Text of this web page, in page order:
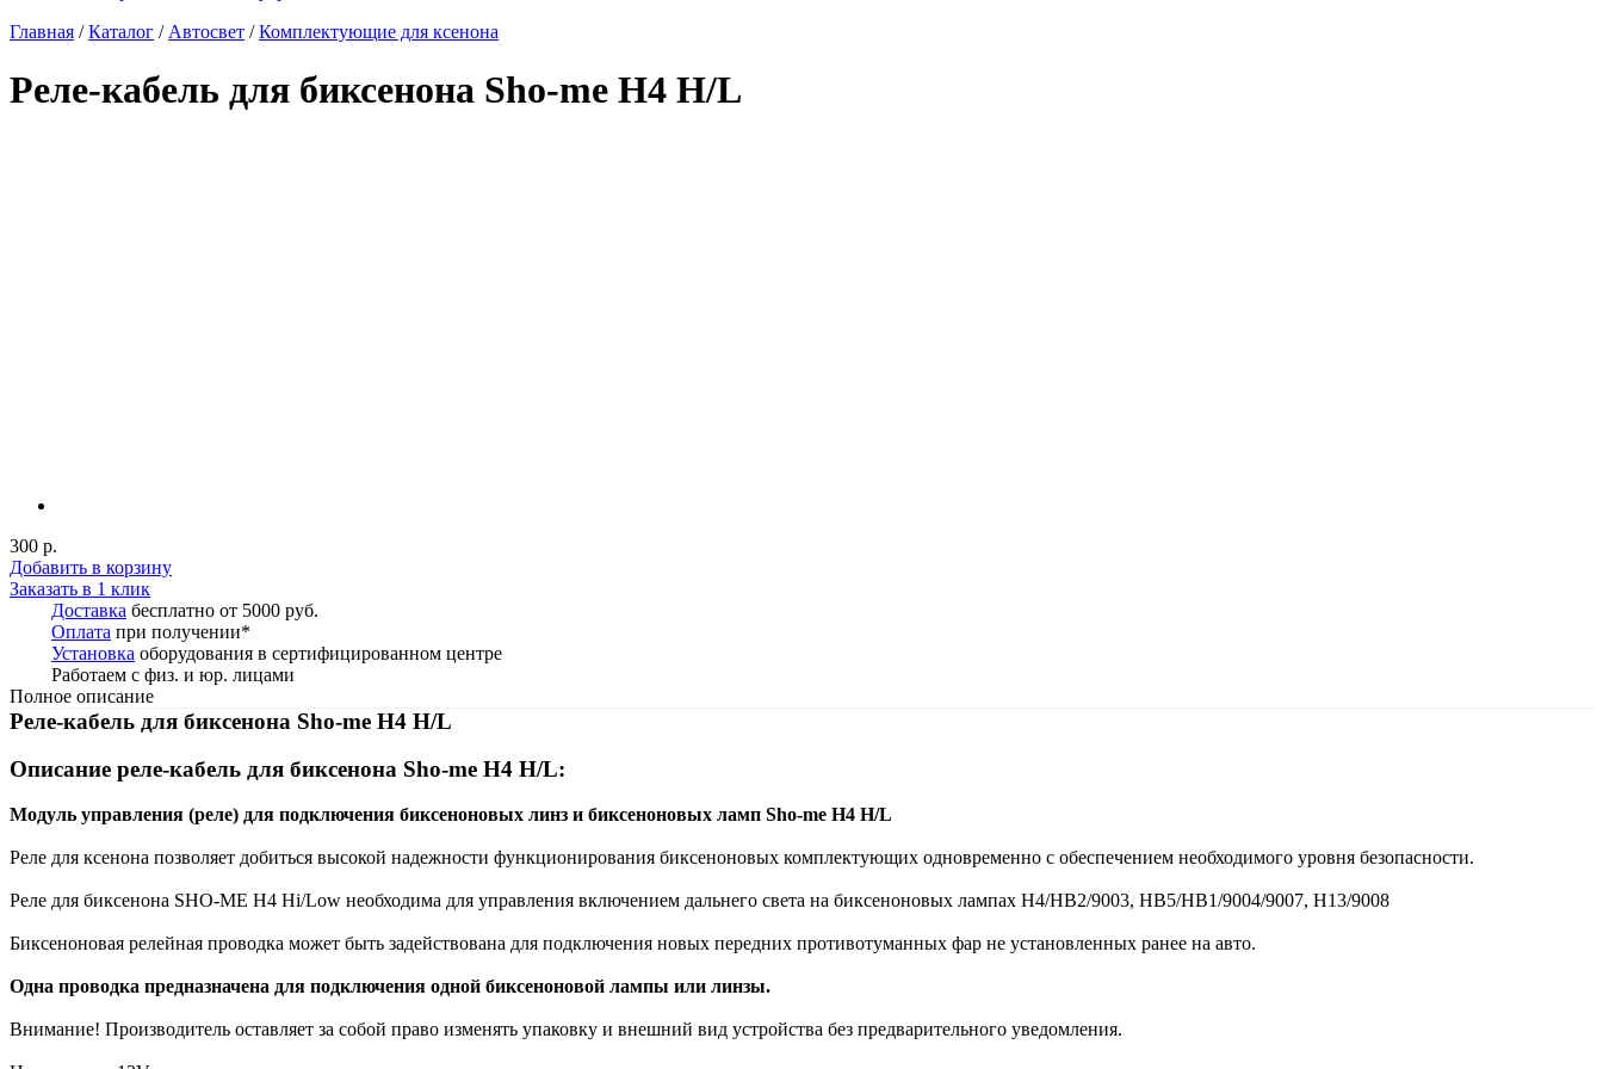
Главная /Каталог / Автосвет /Комплектующие для ксенона
Реле-кабель для биксенона Sho-me Н4 H/L
300 р.
Добавить в корзину
Заказать в 1 клик
Доставка бесплатно от 5000 руб.
Оплата при получении*
Установка оборудования в сертифицированном центре
Работаем с физ. и юр. лицами
Полное описание
Реле-кабель для биксенона Sho-me Н4 H/L
Описание реле-кабель для биксенона Sho-me Н4 H/L:
Модуль управления (реле) для подключения биксеноновых линз и биксеноновых ламп Sho-me Н4 H/L
Реле для ксенона позволяет добиться высокой надежности функционирования биксеноновых комплектующих одновременно с обеспечением необходимого уровня безопасности.
Реле для биксенона SHO-ME H4 Hi/Low необходима для управления включением дальнего света на биксеноновых лампах H4/HB2/9003, HB5/HB1/9004/9007, H13/9008
Биксеноновая релейная проводка может быть задействована для подключения новых передних противотуманных фар не установленных ранее на авто.
Одна проводка предназначена для подключения одной биксеноновой лампы или линзы.
Внимание! Производитель оставляет за собой право изменять упаковку и внешний вид устройства без предварительного уведомления.